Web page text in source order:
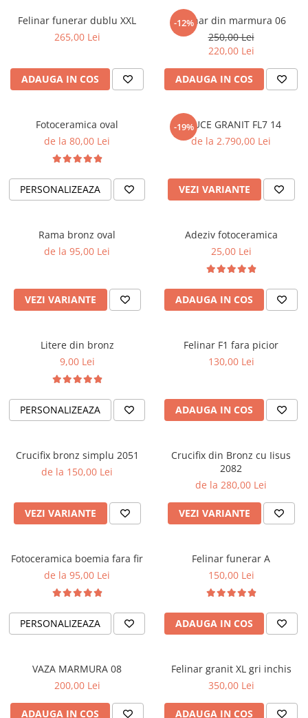
Placa memoriala
Placute ABS personalizate
marmura
Felinar funerar dublu XXL
265,00 Lei
ADAUGA IN COS
-12%
Felinar din marmura 06
250,00 Lei
220,00 Lei
ADAUGA IN COS
Fotoceramica oval
de la 80,00 Lei
PERSONALIZEAZA
-19%
CRUCE GRANIT FL7 14
de la 2.790,00 Lei
VEZI VARIANTE
Rama bronz oval
de la 95,00 Lei
VEZI VARIANTE
Adeziv fotoceramica
25,00 Lei
ADAUGA IN COS
Litere din bronz
9,00 Lei
PERSONALIZEAZA
Felinar F1 fara picior
130,00 Lei
ADAUGA IN COS
Crucifix bronz simplu 2051
de la 150,00 Lei
VEZI VARIANTE
Crucifix din Bronz cu Iisus
2082
de la 280,00 Lei
VEZI VARIANTE
Fotoceramica boemia fara fir
de la 95,00 Lei
PERSONALIZEAZA
Felinar funerar A
150,00 Lei
ADAUGA IN COS
VAZA MARMURA 08
200,00 Lei
ADAUGA IN COS
Felinar granit XL gri inchis
350,00 Lei
ADAUGA IN COS